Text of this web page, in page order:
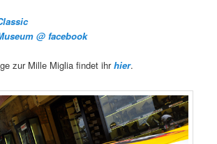
@ facebook
zur Mille Miglia findet ihrhier.